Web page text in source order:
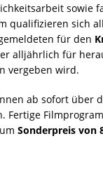
sowie
qualifizieren sich
für den
alljährlich für
vergeben wird.
ab sofort über
Fertige
Sonderpreis von